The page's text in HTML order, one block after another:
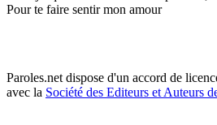
Pour te faire sentir mon amour
Paroles.net dispose d'un accord de
avec la Société des Editeurs et Auteurs